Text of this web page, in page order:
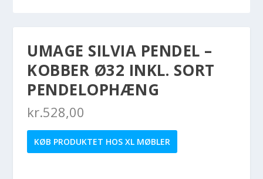
UMAGE SILVIA PENDEL –
KOBBER Ø32 INKL. SORT
PENDELOPHÆNG
kr.528,00
KØB PRODUKTET HOS XL MØBLER